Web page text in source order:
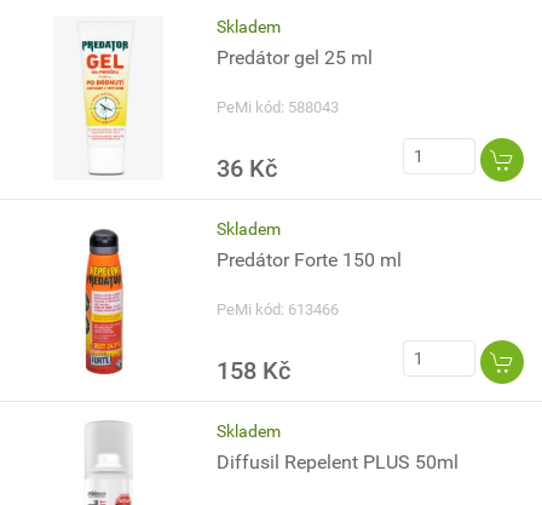
Skladem
Predátor gel 25 ml
PeMi kód: 588043
36 Kč
Skladem
Predátor Forte 150 ml
PeMi kód: 613466
158 Kč
Skladem
Diffusil Repelent PLUS 50ml